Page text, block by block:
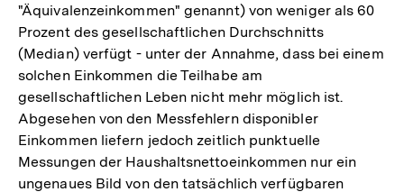
"Äquivalenzeinkommen" genannt) von weniger als 60
Prozent des gesellschaftlichen Durchschnitts
(Median) verfügt - unter der Annahme, dass bei einem
solchen Einkommen die Teilhabe am
gesellschaftlichen Leben nicht mehr möglich ist.
Abgesehen von den Messfehlern disponibler
Einkommen liefern jedoch zeitlich punktuelle
Messungen der Haushaltsnettoeinkommen nur ein
ungenaues Bild von den tatsächlich verfügbaren